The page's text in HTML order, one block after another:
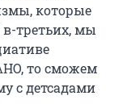
которые
в-третьих, мы
то сможем
с детсадами